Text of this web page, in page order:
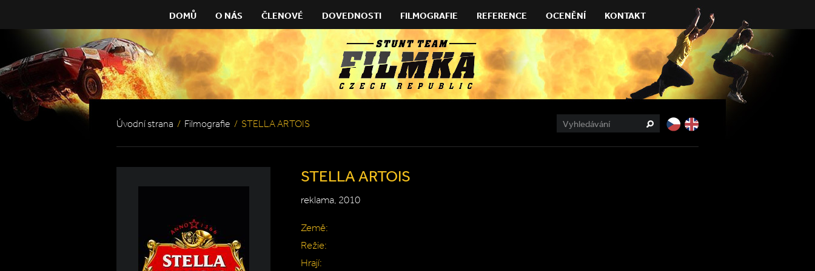
DOMŮ O NÁS ČLENOVÉ DOVEDNOSTI FILMOGRAFIE REFERENCE OCENĚNÍ KONTAKT
Úvodní strana / Filmografie / STELLA ARTOIS
STELLA ARTOIS
reklama, 2010
Země:
Režie:
Hrají: